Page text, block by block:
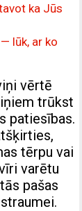
ka Jūs
lūk, ar ko
vērtē
trūkst
patiesības.
tērpu vai
varētu
pašas